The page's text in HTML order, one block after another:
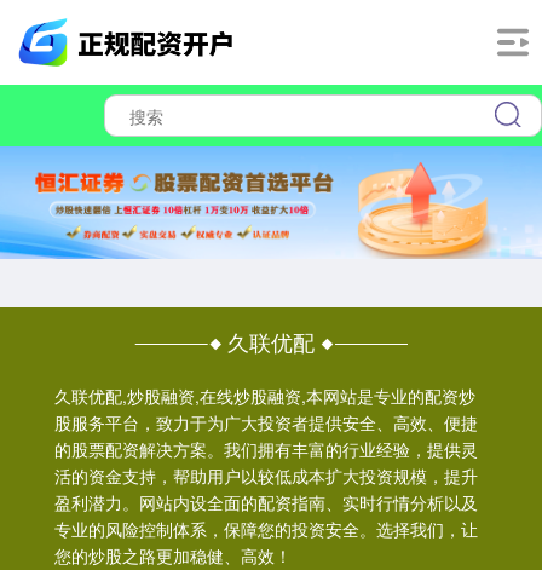
久联优配
久联优配,炒股融资,在线炒股融资,本网站是专业的配资炒
股服务平台，致力于为广大投资者提供安全、高效、便捷
的股票配资解决方案。我们拥有丰富的行业经验，提供灵
活的资金支持，帮助用户以较低成本扩大投资规模，提升
盈利潜力。网站内设全面的配资指南、实时行情分析以及
专业的风险控制体系，保障您的投资安全。选择我们，让
您的炒股之路更加稳健、高效！